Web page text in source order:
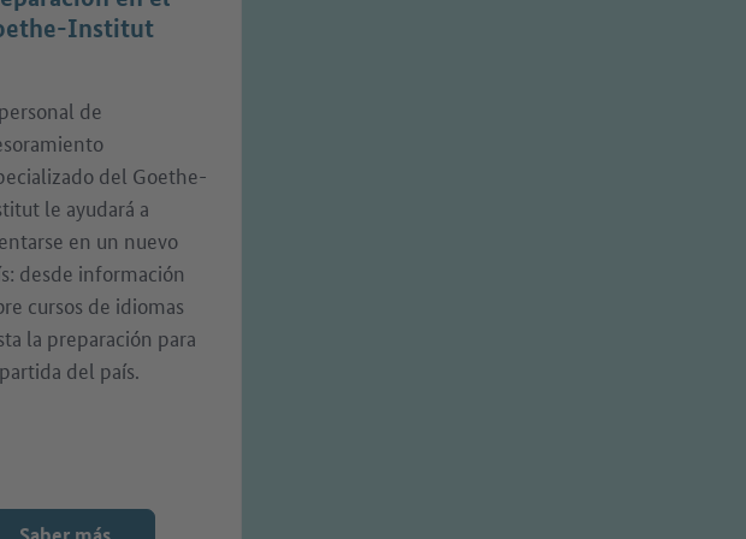
Institut
de
del Goethe-
le ayudará a
en un nuevo
desde información
cursos de idiomas
la preparación para
del país.